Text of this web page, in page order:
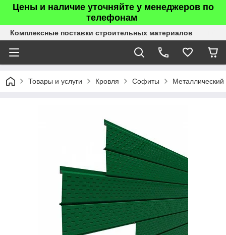
Цены и наличие уточняйте у менеджеров по
телефонам
Комплексные поставки строительных материалов
Товары и услуги Кровля Софиты